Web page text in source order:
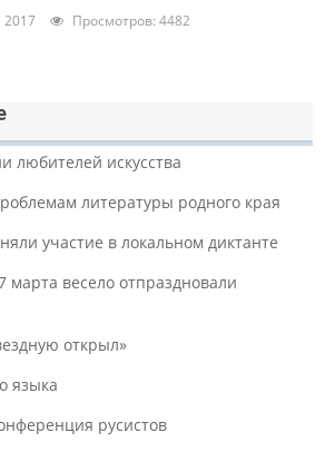
2017 Просмотров: 4482
любителей искусства
литературы родного края
участие в локальном диктанте
марта весело отпраздновали
открыл»
языка
русистов